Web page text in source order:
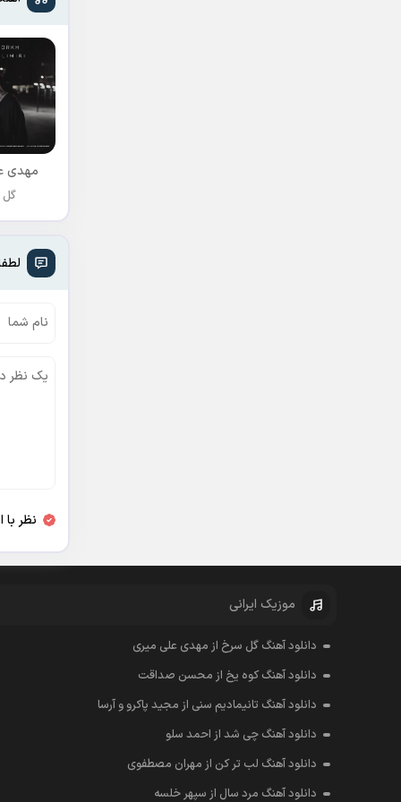
مهدی
نظر
موزیک ایرانی
دانلود آهنگ گل سرخ از مهدی علی میری
دانلود آهنگ کوه یخ از محسن صداقت
دانلود آهنگ تانیمادیم سنی از مجید پاکرو و آرسا
دانلود آهنگ چی شد از احمد سلو
دانلود آهنگ لب تر کن از مهران مصطفوی
دانلود آهنگ مرد سال از سپهر خلسه